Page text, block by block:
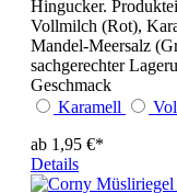
Hingucker.
Vollmilch (Rot),
Mandel-Meersalz
sachgerechter
Geschmack
Karamell
ab 1,95 €*
Details